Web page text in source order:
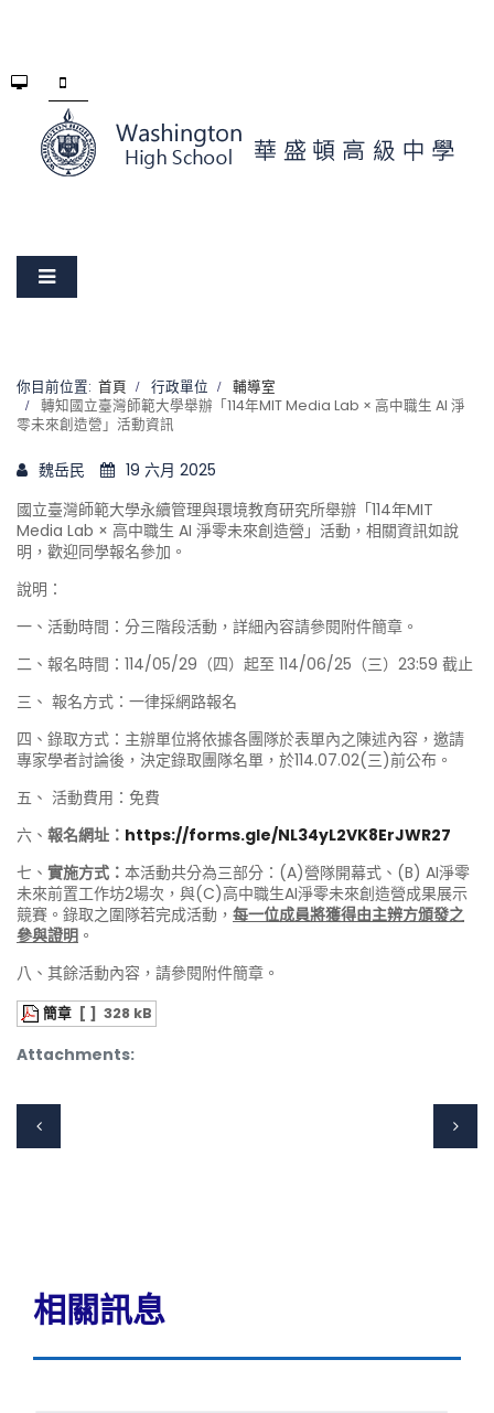
你目前位置: 首頁 行政單位
輔導室
轉知國立臺灣師範大學舉辦「114年MIT Media Lab × 高中職生 AI 淨
零未來創造營」活動資訊
魏岳民
19 六月 2025
國立臺灣師範大學永續管理與環境教育研究所舉辦「114年MIT
Media Lab × 高中職生 AI 淨零未來創造營」活動，相關資訊如說
明，歡迎同學報名參加。
說明：
一、活動時間：分三階段活動，詳細內容請參閱附件簡章。
二、報名時間：114/05/29（四）起至 114/06/25（三）23:59 截止
三、 報名方式：一律採網路報名
四、錄取方式：主辦單位將依據各團隊於表單內之陳述內容，邀請
專家學者討論後，決定錄取團隊名單，於114.07.02(三)前公布。
五、 活動費用：免費
六、 報名網址： https://forms.gle/NL34yL2VK8ErJWR27
七、 實施方式： 本活動共分為三部分：(A)營隊開幕式、(B) AI淨零
未來前置工作坊2場次，與(C)高中職生AI淨零未來創造營成果展示
競賽。錄取之圍隊若完成活動， 每一位成員將獲得由主辨方頒發之
參與證明 。
八、其餘活動內容，請參閱附件簡章。
Attachments:
簡章 [ ] 328 kB
相關訊息